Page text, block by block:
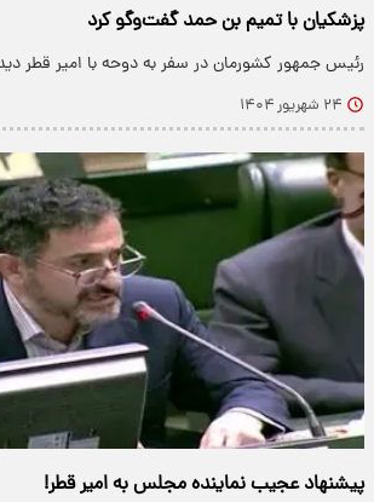
پزشکیان با تمیم بن حمد گفت‌وگو کرد
رئیس جمهور کشورمان در سفر به دوحه با امیر قطر
۲۴ شهریور ۱۴۰۴
پیشنهاد عجیب نماینده مجلس به امیر قطر!